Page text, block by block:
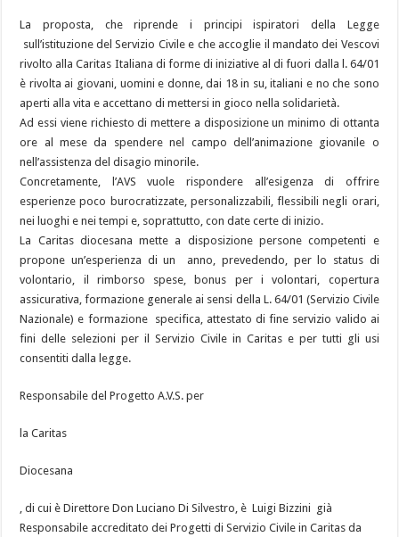
La proposta, che riprende i principi ispiratori della Legge
sull’istituzione del Servizio Civile e che accoglie il mandato dei Vescovi
rivolto alla Caritas Italiana di forme di iniziative al di fuori dalla l. 64/01
è rivolta ai giovani, uomini e donne, dai 18 in su, italiani e no che sono
aperti alla vita e accettano di mettersi in gioco nella solidarietà.
Ad essi viene richiesto di mettere a disposizione un minimo di ottanta
ore al mese da spendere nel campo dell’animazione giovanile o
nell’assistenza del disagio minorile.
Concretamente, l’AVS vuole rispondere all’esigenza di offrire
esperienze poco burocratizzate, personalizzabili, flessibili negli orari,
nei luoghi e nei tempi e, soprattutto, con date certe di inizio.
La Caritas diocesana mette a disposizione persone competenti e
propone un’esperienza di un anno, prevedendo, per lo status di
volontario, il rimborso spese, bonus per i volontari, copertura
assicurativa, formazione generale ai sensi della L. 64/01 (Servizio Civile
Nazionale) e formazione specifica, attestato di fine servizio valido ai
fini delle selezioni per il Servizio Civile in Caritas e per tutti gli usi
consentiti dalla legge.
Responsabile del Progetto A.V.S. per
la Caritas
Diocesana
, di cui è Direttore Don Luciano Di Silvestro, è Luigi Bizzini già
Responsabile accreditato dei Progetti di Servizio Civile in Caritas da